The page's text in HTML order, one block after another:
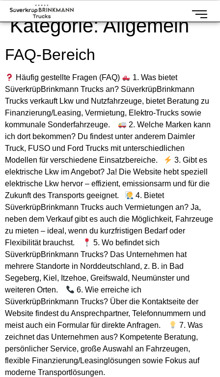
Kategorie:Allgemein
FAQ-Bereich
Häufig gestellte Fragen (FAQ)
1. Was bietet
SüverkrüpBrinkmann Trucks an? SüverkrüpBrinkmann
Trucks verkauft Lkw und Nutzfahrzeuge, bietet Beratung zu
Finanzierung/Leasing, Vermietung, Elektro-Trucks sowie
kommunale Sonderfahrzeuge.
2. Welche Marken kann
ich dort bekommen? Du findest unter anderem Daimler
Truck, FUSO und Ford Trucks mit unterschiedlichen
Modellen für verschiedene Einsatzbereiche.
3. Gibt es
elektrische Lkw im Angebot? Ja! Die Website hebt speziell
elektrische Lkw hervor – effizient, emissionsarm und für die
Zukunft des Transports geeignet.
4. Bietet
SüverkrüpBrinkmann Trucks auch Vermietungen an? Ja,
neben dem Verkauf gibt es auch die Möglichkeit, Fahrzeuge
zu mieten – ideal, wenn du kurzfristigen Bedarf oder
Flexibilität brauchst.
5. Wo befindet sich
SüverkrüpBrinkmann Trucks? Das Unternehmen hat
mehrere Standorte in Norddeutschland, z. B. in Bad
Segeberg, Kiel, Itzehoe, Greifswald, Neumünster und
weiteren Orten.
6. Wie erreiche ich
SüverkrüpBrinkmann Trucks? Über die Kontaktseite der
Website findest du Ansprechpartner, Telefonnummern und
meist auch ein Formular für direkte Anfragen.
7. Was
zeichnet das Unternehmen aus? Kompetente Beratung,
persönlicher Service, große Auswahl an Fahrzeugen,
flexible Finanzierung/Leasinglösungen sowie Fokus auf
moderne Transportlösungen.